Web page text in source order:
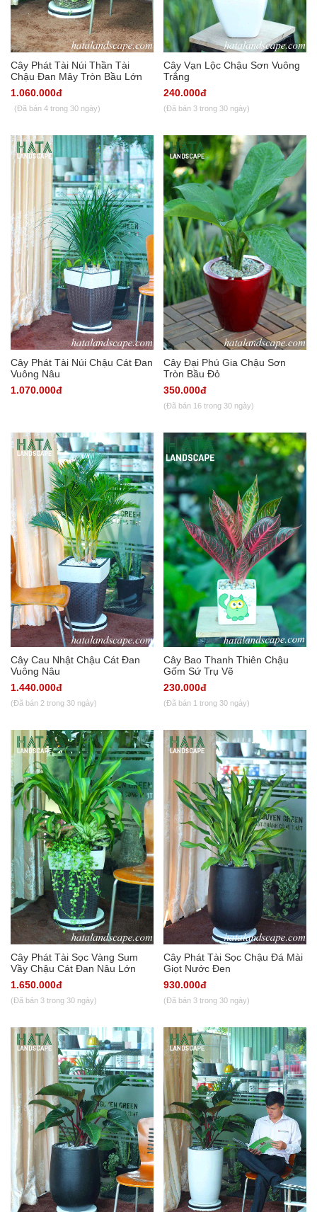
Cây Phát Tài Núi Thần Tài
Chậu Đan Mây Tròn Bầu Lớn
1.060.000đ
(Đã bán 4 trong 30 ngày)
Cây Vạn Lộc Chậu Sơn Vuông
Trắng
240.000đ
(Đã bán 3 trong 30 ngày)
Cây Phát Tài Núi Chậu Cát Đan
Vuông Nâu
1.070.000đ
Cây Đại Phú Gia Chậu Sơn
Tròn Bầu Đỏ
350.000đ
(Đã bán 16 trong 30 ngày)
Cây Cau Nhật Chậu Cát Đan
Vuông Nâu
1.440.000đ
(Đã bán 2 trong 30 ngày)
Cây Bao Thanh Thiên Chậu
Gốm Sứ Trụ Vẽ
230.000đ
(Đã bán 1 trong 30 ngày)
Cây Phát Tài Sọc Vàng Sum
Vầy Chậu Cát Đan Nâu Lớn
1.650.000đ
(Đã bán 3 trong 30 ngày)
Cây Phát Tài Sọc Chậu Đá Mài
Giọt Nước Đen
930.000đ
(Đã bán 3 trong 30 ngày)